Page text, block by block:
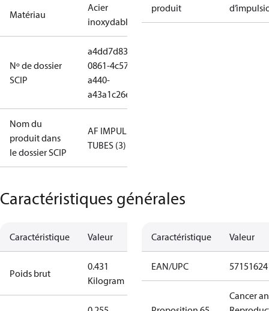
Matériau
Acier
inoxydable
Nº de dossier
SCIP
a4dd7d83-
0861-4c57-
a440-
a43a1c26e506
Nom du
produit dans
le dossier SCIP
AF IMPULSE
TUBES (3)
produit
Caractéristiques générales
Caractéristique Valeur
Poids brut
0.431
Kilogram
Caractéristique Valeur
EAN/UPC
Cancer